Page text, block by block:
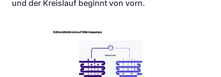
und der Kreislauf beginnt von vorn.